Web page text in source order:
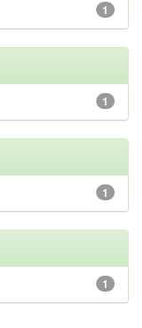
1
1
1
1